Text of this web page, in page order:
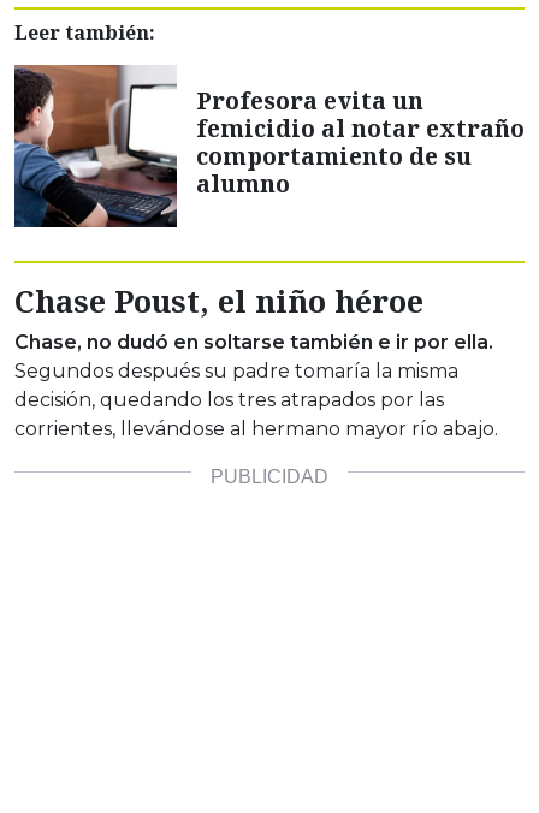
Leer también:
Profesora evita un
femicidio al notar extraño
comportamiento de su
alumno
Chase Poust, el niño héroe
Chase, no dudó en soltarse también e ir por ella.
Segundos después su padre tomaría la misma
decisión, quedando los tres atrapados por las
corrientes, llevándose al hermano mayor río abajo.